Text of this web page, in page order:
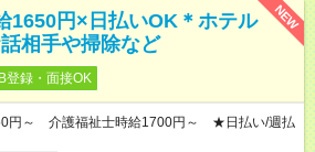
NEW
1650円×日払いOK＊ホテル
相手や掃除など
登録・面接OK
円～ 介護福祉士時給1700円～ ★日払い/週払